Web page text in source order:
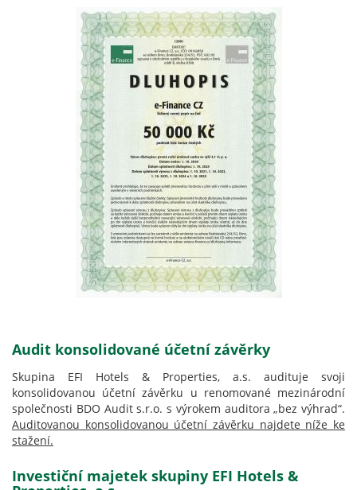
Audit konsolidované účetní závěrky
Skupina EFI Hotels & Properties, a.s. audituje svoji
konsolidovanou účetní závěrku u renomované mezinárodní
společnosti BDO Audit s.r.o. s výrokem auditora „bez výhrad“.
Auditovanou konsolidovanou účetní závěrku najdete níže ke
stažení.
Investiční majetek skupiny EFI Hotels &